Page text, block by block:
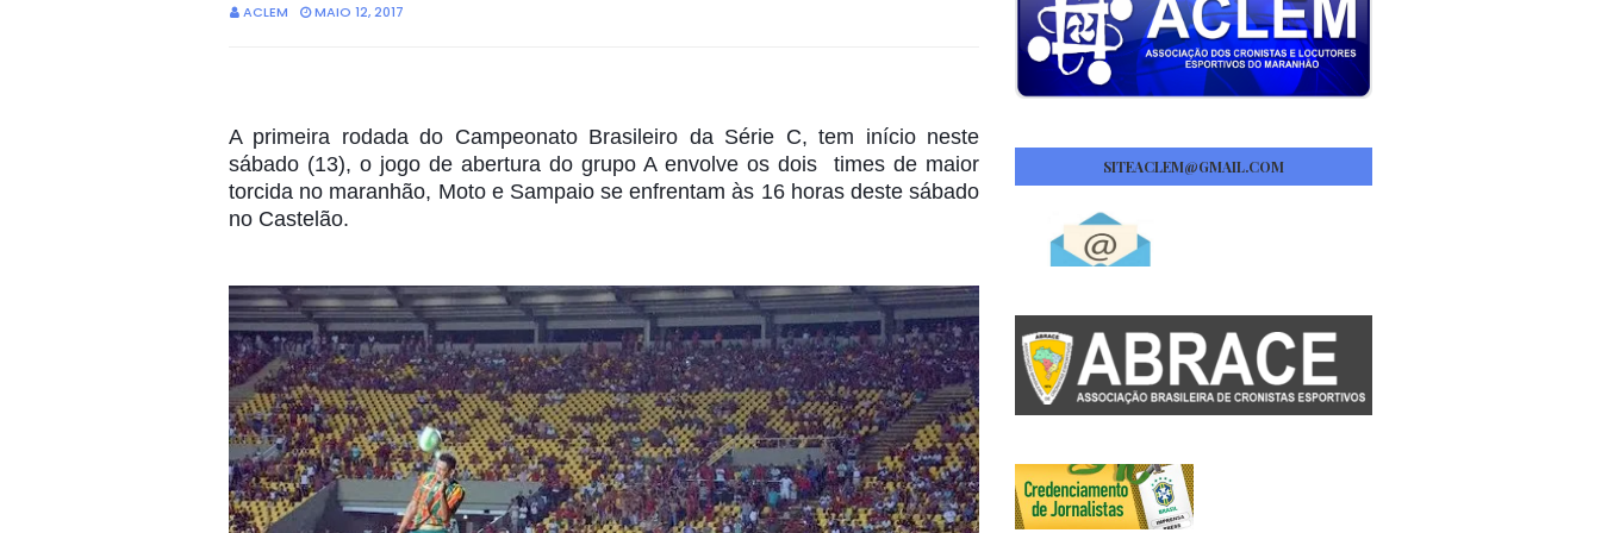
ACLEM MAIO 12, 2017
A primeira rodada do Campeonato Brasileiro da Série C, tem início neste
sábado (13), o jogo de abertura do grupo A envolve os dois  times de maior
torcida no maranhão, Moto e Sampaio se enfrentam às 16 horas deste sábado
no Castelão.
SITEACLEM@GMAIL.COM